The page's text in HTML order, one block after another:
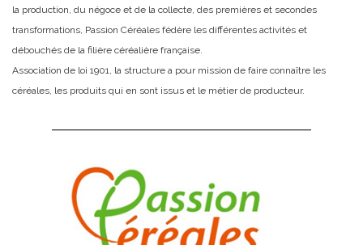
la production, du négoce et de la collecte, des premières et secondes
transformations, Passion Céréales fédère les différentes activités et
débouchés de la filière céréalière française.
Association de loi 1901, la structure a pour mission de faire connaître les
céréales, les produits qui en sont issus et le métier de producteur.